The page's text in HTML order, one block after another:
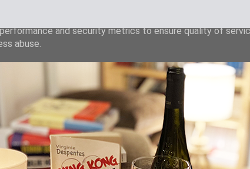
and security metrics to ensure quality of
abuse.